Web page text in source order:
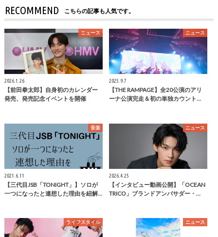
RECOMMEND こちらの記事も人気です。
ニュース
2026.1.26
【前田拳太郎】自身初のカレンダー
発売、発売記念イベントを開催
ニュース
2025.9.7
【THE RAMPAGE】全20公演のアリ
ーナ公演完走＆初の単独カウント…
音楽
2021.6.11
【三代目JSB「TONIGHT」】ソロが
一つになったと連想した理由を紐解…
ニュース
2026.4.25
【インタビュー動画公開】「OCEAN
TRICO」ブランドアンバサダー・…
ライフスタイル ニュース